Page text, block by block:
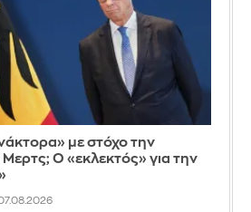
με στόχο την
Ο «εκλεκτός» για την